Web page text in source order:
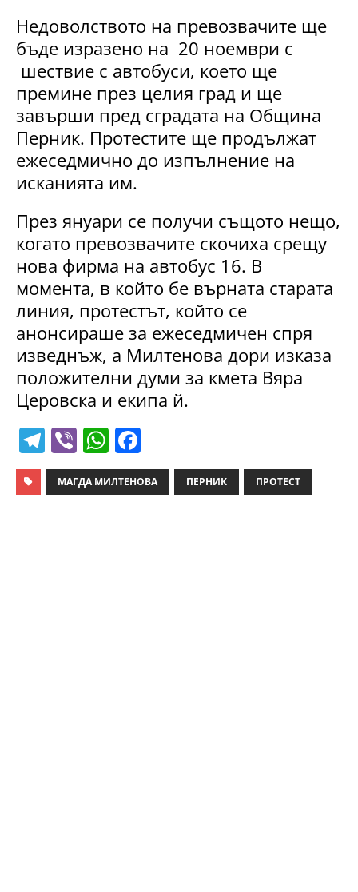
Недоволството на превозвачите ще
бъде изразено на 20 ноември с
шествие с автобуси, което ще
премине през целия град и ще
завърши пред сградата на Община
Перник. Протестите ще продължат
ежеседмично до изпълнение на
исканията им.
През януари се получи същото нещо,
когато превозвачите скочиха срещу
нова фирма на автобус 16. В
момента, в който бе върната старата
линия, протестът, който се
анонсираше за ежеседмичен спря
изведнъж, а Милтенова дори изказа
положителни думи за кмета Вяра
Церовска и екипа й.
T
el
e
Vi
b
er
W
h
at
a
c
МАГДА МИЛТЕНОВА ПЕРНИК ПРОТЕСТ